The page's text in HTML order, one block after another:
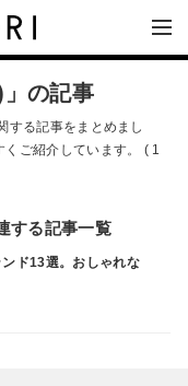
」の記事
する記事をまとめまし
ご紹介しています。 ( 1
する記事一覧
ド13選。おしゃれな